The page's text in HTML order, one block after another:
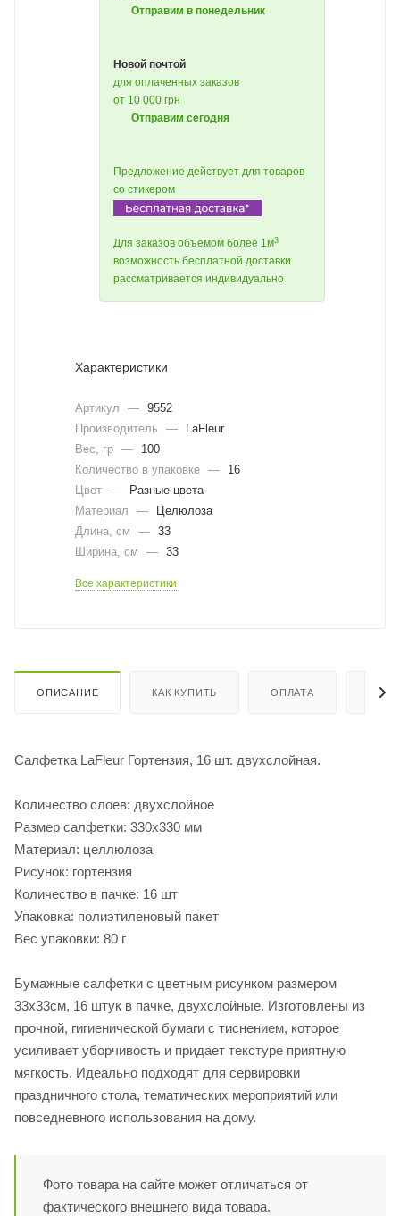
Отправим в понедельник
Новой почтой
для оплаченных заказов
от 10 000 грн
Отправим сегодня
Предложение действует для товаров
со стикером
Для заказов объемом более 1м3
возможность бесплатной доставки
рассматривается индивидуально
Характеристики
Артикул — 9552
Производитель
—
LaFleur
Вес, гр —
100
Количество в упаковке —
16
Цвет —
Разные цвета
Материал
—
Целюлоза
Длина, cм
— 33
Ширина, cм
— 33
Все характеристики
ОПИСАНИЕ КАК КУПИТЬ ОПЛАТА
Салфетка LaFleur Гортензия, 16 шт. двухслойная.
Количество слоев: двухслойное
Размер салфетки: 330х330 мм
Материал: целлюлоза
Рисунок: гортензия
Количество в пачке: 16 шт
Упаковка: полиэтиленовый пакет
Вес упаковки: 80 г
Бумажные салфетки с цветным рисунком размером
33х33см, 16 штук в пачке, двухслойные. Изготовлены из
прочной, гигиенической бумаги с тиснением, которое
усиливает уборчивость и придает текстуре приятную
мягкость. Идеально подходят для сервировки
праздничного стола, тематических мероприятий или
повседневного использования на дому.
Фото товара на сайте может отличаться от
фактического внешнего вида товара.